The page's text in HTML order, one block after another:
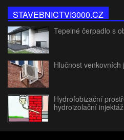
STAVEBNICTVI3000.CZ
Tepelné čerpadlo s
Hlučnost
Hydrofobizační
hydroizolační